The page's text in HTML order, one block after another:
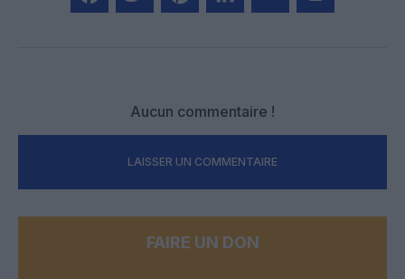
Aucun commentaire !
LAISSER UN COMMENTAIRE
FAIRE UN DON